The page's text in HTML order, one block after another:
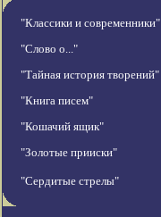
"Классики и современники"
"Слово о..."
"Тайная история творений"
"Книга писем"
"Кошачий ящик"
"Золотые прииски"
"Сердитые стрелы"